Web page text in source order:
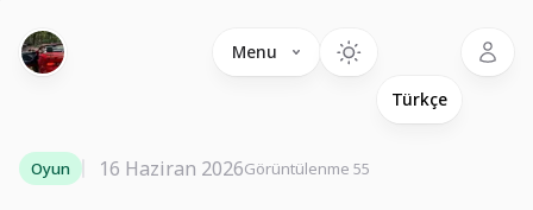
Menu
Oyun 16 Haziran 2026Görüntülenme 55